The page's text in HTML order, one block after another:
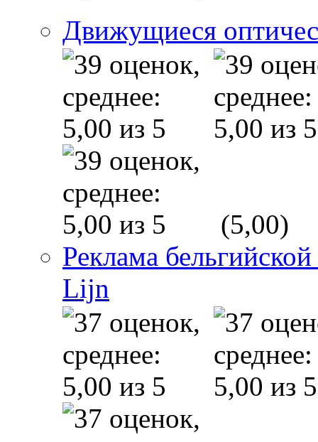
Движущиеся
(5,00)
Реклама
Lijn